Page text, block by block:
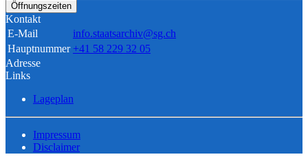
Öffnungszeiten
Kontakt
E-Mail
info.staatsarchiv@sg.ch
Hauptnummer +41 58 229 32 05
Adresse
Links
Lageplan
Impressum
Disclaimer